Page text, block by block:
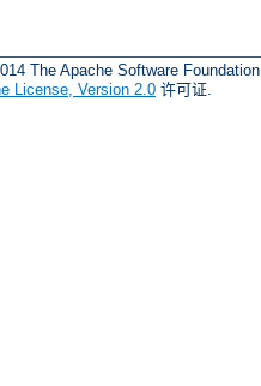
The Apache Software Foundation.
License, Version 2.0 许可证.